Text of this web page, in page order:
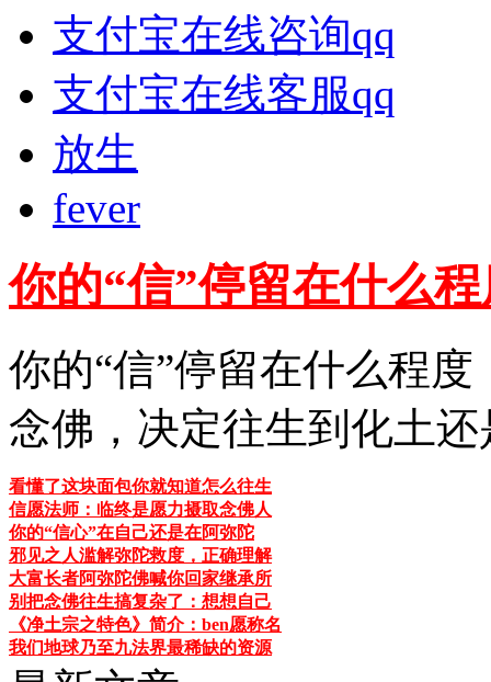
支付宝在线咨询qq
支付宝在线客服qq
放生
fever
你的“信”停留在什么
你的“信”停留在什么程
念佛，决定往生到化土还
看懂了这块面包你就知道怎么往生
信愿法师：临终是愿力摄取念佛人
你的“信心”在自己还是在阿弥陀
邪见之人滥解弥陀救度，正确理解
大富长者阿弥陀佛喊你回家继承所
别把念佛往生搞复杂了：想想自己
《净土宗之特色》简介：ben愿称名
我们地球乃至九法界最稀缺的资源